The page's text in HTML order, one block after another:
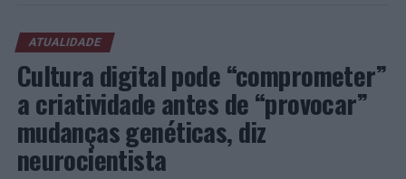
tem muitos desafios para enfrentar e para desenvolver”,
vaticinou.
Foto: CMVC.
TÓPICOS RELACIONADOS: CCDRN DESTAQUE
LUÍS NOBRE
REGIONALIZAÇÃO
ATUALIDADE
Cultura digital pode “comprometer”
a criatividade antes de “provocar”
mudanças genéticas, diz
neurocientista